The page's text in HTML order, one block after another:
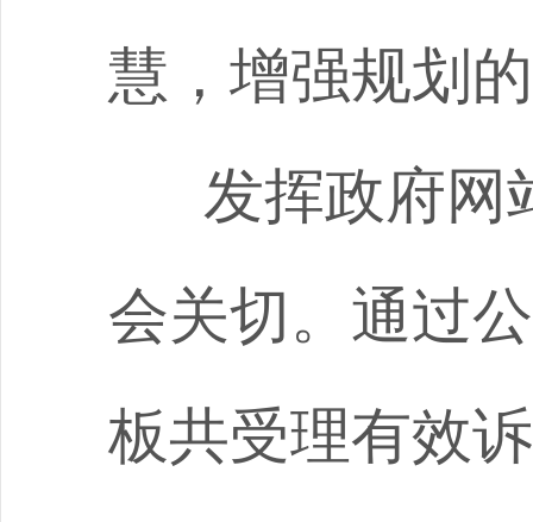
慧，增强规划
发挥政府网
会关切。通过
板共受理有效